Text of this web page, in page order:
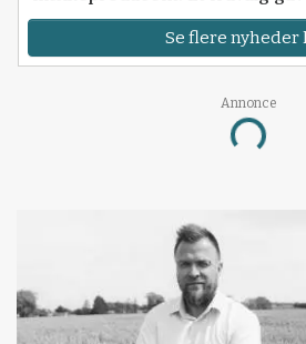
Se flere nyheder
Annonce
Loading...